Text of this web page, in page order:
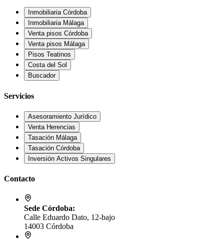
Inmobiliaria Córdoba
Inmobiliaria Málaga
Venta pisos Córdoba
Venta pisos Málaga
Pisos Teatinos
Costa del Sol
Buscador
Servicios
Asesoramiento Jurídico
Venta Herencias
Tasación Málaga
Tasación Córdoba
Inversión Activos Singulares
Contacto
Sede Córdoba:
Calle Eduardo Dato, 12-bajo
14003 Córdoba